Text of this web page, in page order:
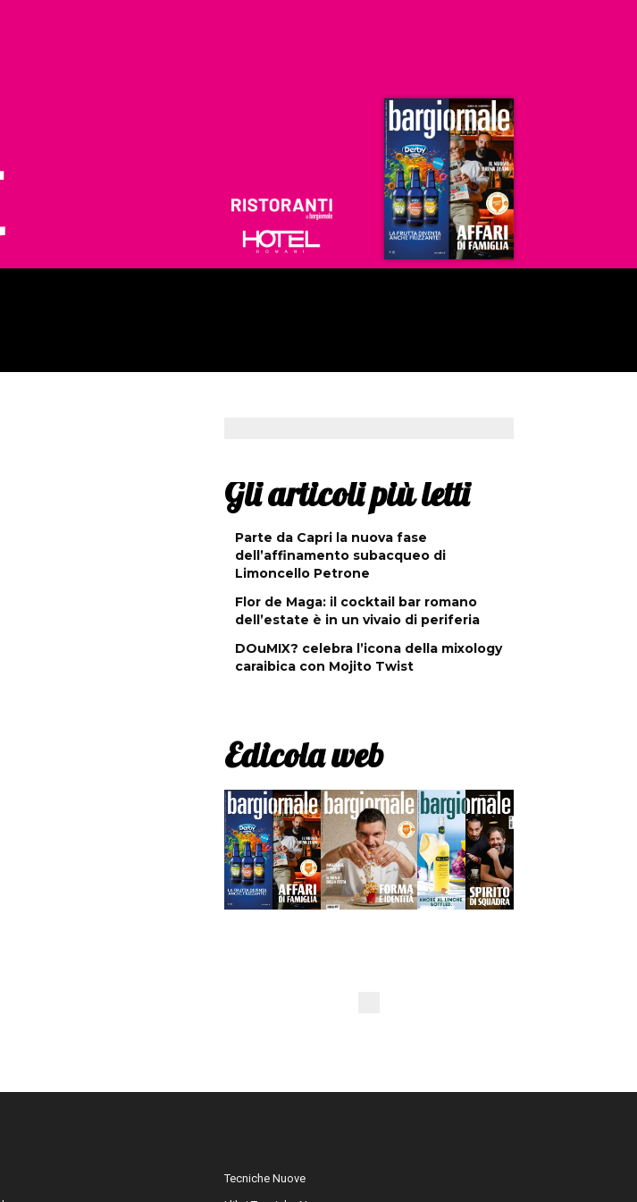
Ristoranti
Hoteldomani
Gli articoli più letti
Parte da Capri la nuova fase
dell’affinamento subacqueo di
Limoncello Petrone
Flor de Maga: il cocktail bar romano
dell’estate è in un vivaio di periferia
DOuMIX? celebra l’icona della mixology
caraibica con Mojito Twist
Edicola web
Tecniche Nuove